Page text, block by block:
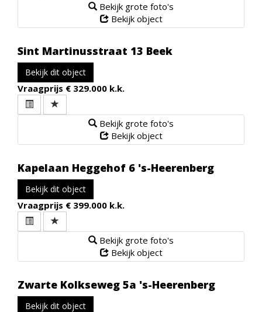
Bekijk grote foto's
Bekijk object
Sint Martinusstraat 13 Beek
Bekijk dit object
Vraagprijs € 329.000 k.k.
Bekijk grote foto's
Bekijk object
Kapelaan Heggehof 6 's-Heerenberg
Bekijk dit object
Vraagprijs € 399.000 k.k.
Bekijk grote foto's
Bekijk object
Zwarte Kolkseweg 5a 's-Heerenberg
Bekijk dit object